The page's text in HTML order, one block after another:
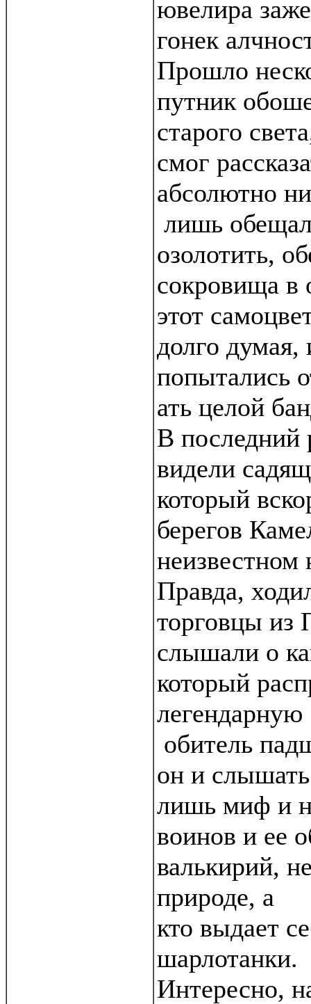
ювелира
гонек
Прошло
путник
старого
смог
абсолютно
лишь
озолотить,
сокровища в
этот
долго думая,
попытались
ать целой
В последний
видели
который
берегов
неизвестном
Правда,
торговцы из
слышали о
который
легендарную
обитель
он и слышать
лишь миф и
воинов и ее
валькирий,
природе, а
кто выдает
шарлотанки.
Интересно,